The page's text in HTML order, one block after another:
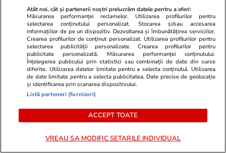
anunţă primarul
Citește mai multe
TRENDING
Vacanțe și Cultură
Mesaje de Sfântul Ilie 2026. Urări și felicitări
de Sfântul Ilie 2026
Atât noi, cât și partenerii noștri prelucrăm datele pentru a oferi:
Măsurarea performanței reclamelor. Utilizarea profilurilor pentru
selectarea conținutului personalizat. Stocarea și/sau accesarea
informațiilor de pe un dispozitiv. Dezvoltarea și îmbunătățirea serviciilor.
Crearea profilurilor de conținut personalizat. Utilizarea profilurilor pentru
selectarea publicității personalizate. Crearea profilurilor pentru
publicitate personalizată. Măsurarea performanței conținutului.
Înțelegerea publicului prin statistici sau combinații de date din surse
diferite. Utilizarea datelor limitate pentru a selecta conținutul. Utilizarea
de date limitate pentru a selecta publicitatea. Date precise de geolocație
și identificarea prin scanarea dispozitivului.
Listă parteneri (furnizori)
ACCEPT TOATE
VREAU SA MODIFIC SETARILE INDIVIDUAL